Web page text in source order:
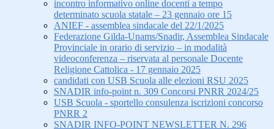
incontro informativo online docenti a tempo
determinato scuola statale – 23 gennaio ore 15
ANIEF - assemblea sindacale del 22/1/2025
Federazione Gilda-Unams/Snadir, Assemblea Sindacale
Provinciale in orario di servizio – in modalità
videoconferenza – riservata al personale Docente
Religione Cattolica - 17 gennaio 2025
candidati con USB Scuola alle elezioni RSU 2025
SNADIR info-point n. 309 Concorsi PNRR 2024/25
USB Scuola - sportello consulenza iscrizioni concorso
PNRR 2
SNADIR INFO-POINT NEWSLETTER N. 296